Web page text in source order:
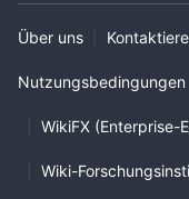
Über uns
Nutzungsbedingungen
WikiFX (Enterprise-
Wiki-